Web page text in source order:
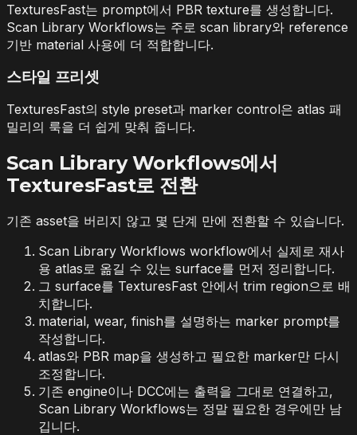
TexturesFast는 prompt에서 PBR texture를 생성합니다.
Scan Library Workflows는 주로 scan library와 reference
기반 material 사용에 더 적합합니다.
스타일 프리셋
TexturesFast의 style preset과 marker control은 atlas 패
밀리의 룩을 더 쉽게 맞춰 줍니다.
Scan Library Workflows에서
TexturesFast로 전환
기존 asset을 버리지 않고 몇 단계 만에 전환할 수 있습니다.
Scan Library Workflows workflow에서 실제로 재사
용 atlas로 옮길 수 있는 surface를 먼저 정리합니다.
그 surface를 TexturesFast 안에서 trim region으로 배
치합니다.
material, wear, finish를 설명하는 marker prompt를
작성합니다.
atlas와 PBR map을 생성하고 필요한 marker만 다시
조정합니다.
기존 engine이나 DCC에는 출력을 그대로 연결하고,
Scan Library Workflows는 정말 필요한 경우에만 남
깁니다.